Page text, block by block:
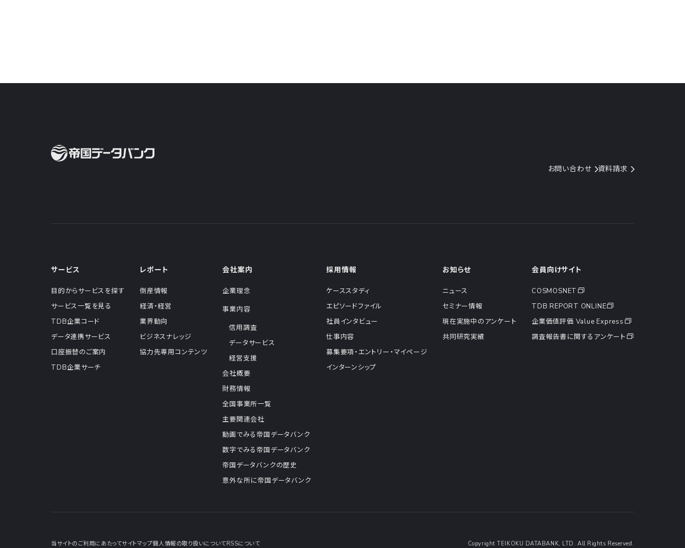
お問い合わせ 資料請求
サービス
目的からサービスを探す
サービス一覧を見る
TDB企業コード
データ連携サービス
口座振替のご案内
TDB企業サーチ
レポート
倒産情報
経済・経営
業界動向
ビジネスナレッジ
協力先専用コンテンツ
会社案内
企業理念
事業内容
信用調査
データサービス
経営支援
会社概要
財務情報
全国事業所一覧
主要関連会社
動画でみる帝国データバンク
数字でみる帝国データバンク
帝国データバンクの歴史
意外な所に帝国データバンク
採用情報
ケーススタディ
エピソードファイル
社員インタビュー
仕事内容
募集要項・エントリー・マイページ
インターンシップ
お知らせ
ニュース
セミナー情報
現在実施中のアンケート
共同研究実績
会員向けサイト
COSMOSNET
TDB REPORT ONLINE
企業価値評価 Value Express
調査報告書に関するアンケート
当サイトのご利用にあたってサイトマップ個人情報の取り扱いについてRSSについて Copyright TEIKOKU DATABANK, LTD. All Rights Reserved.